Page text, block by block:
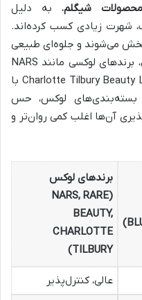
محصولات شیگلم، به دلیل
شهرت زیادی کسب کرده‌اند.
می‌شوند و جلوه‌ای طبیعی
و درخشان ایجاد می‌کنند. با این حال، برندهای لوکسی مانند NARS
Orgasm Liquid Blush یا Charlotte Tilbury Beauty Light Wand با
بسته‌بندی‌های لوکس، حس
آن‌ها اغلب کمی روان‌تر و
برندهای لوکس
(NARS, RARE
BEAUTY,
CHARLOTTE
TILBURY)
عالی، کنترل‌پذیر